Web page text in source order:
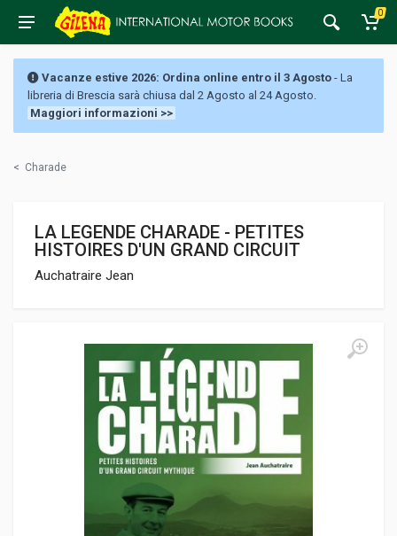
0
Vacanze estive 2026: Ordina online entro il 3 Agosto - La
libreria di Brescia sarà chiusa dal 2 Agosto al 24 Agosto.
Maggiori informazioni >>
< Charade
LA LEGENDE CHARADE - PETITES
HISTOIRES D'UN GRAND CIRCUIT
Auchatraire Jean